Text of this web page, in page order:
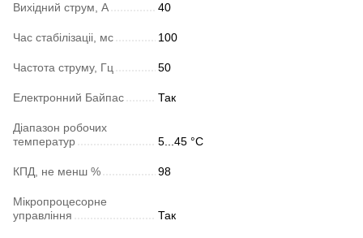
Вихідний струм, А 40
Час стабілізаціі, мс 100
Частота струму, Гц 50
Електронний Байпас Так
Діапазон робочих
температур
5...45 °C
КПД, не менш % 98
Мікропроцесорне
управління
Так